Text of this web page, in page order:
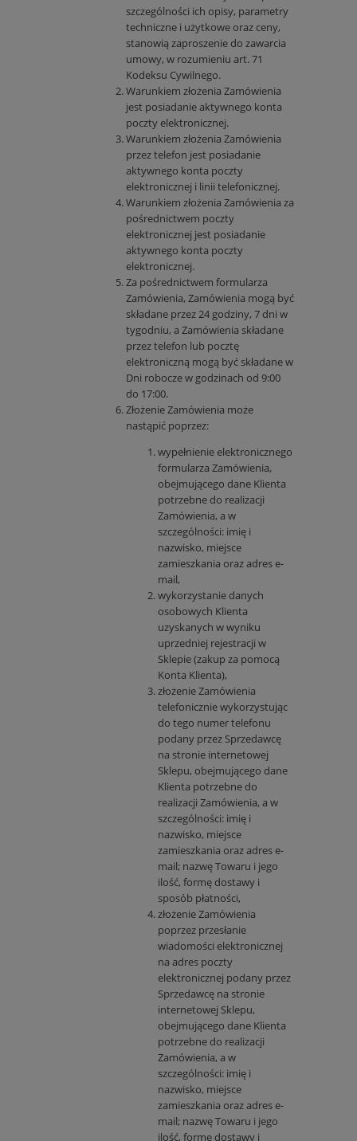
szczególności ich opisy, parametry
techniczne i użytkowe oraz ceny,
stanowią zaproszenie do zawarcia
umowy, w rozumieniu art. 71
Kodeksu Cywilnego.
Warunkiem złożenia Zamówienia
jest posiadanie aktywnego konta
poczty elektronicznej.
Warunkiem złożenia Zamówienia
przez telefon jest posiadanie
aktywnego konta poczty
elektronicznej i linii telefonicznej.
Warunkiem złożenia Zamówienia za
pośrednictwem poczty
elektronicznej jest posiadanie
aktywnego konta poczty
elektronicznej.
Za pośrednictwem formularza
Zamówienia, Zamówienia mogą być
składane przez 24 godziny, 7 dni w
tygodniu, a Zamówienia składane
przez telefon lub pocztę
elektroniczną mogą być składane w
Dni robocze w godzinach od 9:00
do 17:00.
Złożenie Zamówienia może
nastąpić poprzez:
wypełnienie elektronicznego
formularza Zamówienia,
obejmującego dane Klienta
potrzebne do realizacji
Zamówienia, a w
szczególności: imię i
nazwisko, miejsce
zamieszkania oraz adres e-
mail,
wykorzystanie danych
osobowych Klienta
uzyskanych w wyniku
uprzedniej rejestracji w
Sklepie (zakup za pomocą
Konta Klienta),
złożenie Zamówienia
telefonicznie wykorzystując
do tego numer telefonu
podany przez Sprzedawcę
na stronie internetowej
Sklepu, obejmującego dane
Klienta potrzebne do
realizacji Zamówienia, a w
szczególności: imię i
nazwisko, miejsce
zamieszkania oraz adres e-
mail; nazwę Towaru i jego
ilość, formę dostawy i
sposób płatności,
złożenie Zamówienia
poprzez przesłanie
wiadomości elektronicznej
na adres poczty
elektronicznej podany przez
Sprzedawcę na stronie
internetowej Sklepu,
obejmującego dane Klienta
potrzebne do realizacji
Zamówienia, a w
szczególności: imię i
nazwisko, miejsce
zamieszkania oraz adres e-
mail; nazwę Towaru i jego
ilość, formę dostawy i